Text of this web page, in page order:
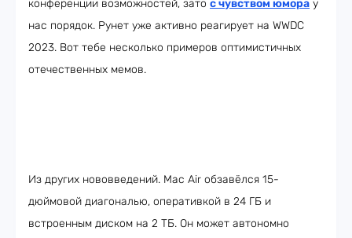
конференции возможностей, зато с чувством юмора у
нас порядок. Рунет уже активно реагирует на WWDC
2023. Вот тебе несколько примеров оптимистичных
отечественных мемов.
Из других нововведений. Mac Air обзавёлся 15-
дюймовой диагональю, оперативкой в 24 ГБ и
встроенным диском на 2 ТБ. Он может автономно